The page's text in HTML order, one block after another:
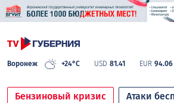
Воронеж +24°C USD 81.41 EUR 94.06
Бензиновый кризис Атаки